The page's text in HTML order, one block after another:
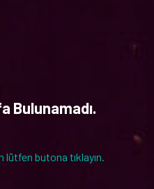
Bulunamadı.
butona tıklayın.